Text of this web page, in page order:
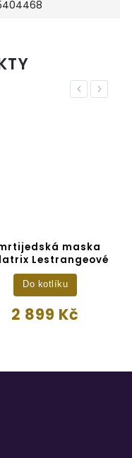
Previous
maska
Lestrangeové
2 899 Kč
Do kotlíku
Next